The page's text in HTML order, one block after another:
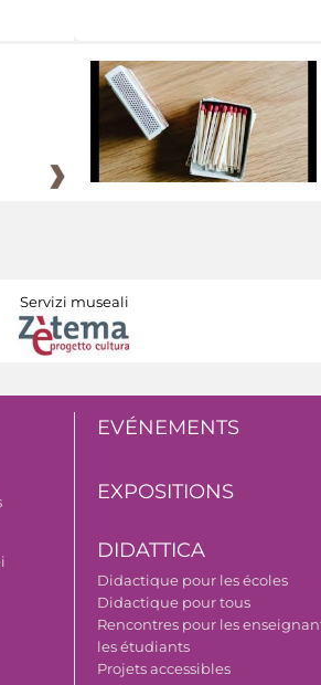
Servizi museali
EVÉNEMENTS
EXPOSITIONS
DIDATTICA
Didactique pour les écoles
Didactique pour tous
Rencontres pour les
les étudiants
Projets accessibles